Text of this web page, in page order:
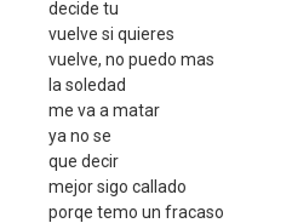
decide tu
vuelve si quieres
vuelve, no puedo mas
la soledad
me va a matar
ya no se
que decir
mejor sigo callado
porqe temo un fracaso